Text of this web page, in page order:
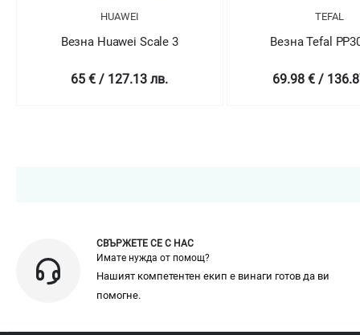
HUAWEI
Везна Huawei Scale 3
65 € / 127.13 лв.
TEFAL
Везна Tefal
69.98 € /
СВЪРЖЕТЕ СЕ С НАС
Имате нужда от помощ?
Нашият компетентен екип е винаги готов да ви
помогне.